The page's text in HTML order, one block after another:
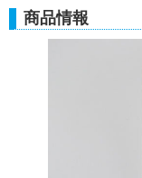
商品情報